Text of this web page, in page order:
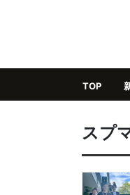
TOP
スプ